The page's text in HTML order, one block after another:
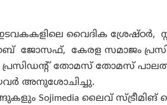
വൈദിക ശ്രേഷ്ഠർ,
ജോസഫ്, കേരള സമാജം
പ്രസിഡന്റ്‌ തോമസ് തോമസ്
അനുശോചിച്ചു.
ലൈവ് സ്ട്രീമിങ്